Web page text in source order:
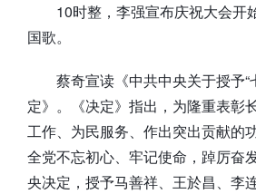
10时整，李强宣布庆祝大会开
国歌。
蔡奇宣读《中共中央关于授予“
定》。《决定》指出，为隆重表彰
工作、为民服务、作出突出贡献的
全党不忘初心、牢记使命，踔厉奋
央决定，授予马善祥、王於昌、李